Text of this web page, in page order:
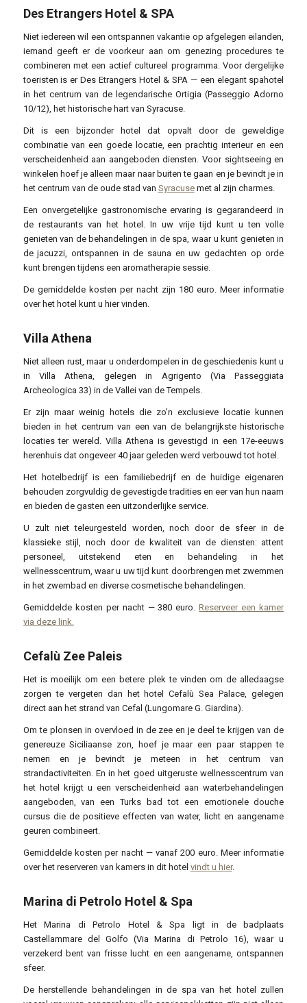
Des Etrangers Hotel & SPA
Niet iedereen wil een ontspannen vakantie op afgelegen eilanden,
iemand geeft er de voorkeur aan om genezing procedures te
combineren met een actief cultureel programma. Voor dergelijke
toeristen is er Des Etrangers Hotel & SPA — een elegant spahotel
in het centrum van de legendarische Ortigia (Passeggio Adorno
10/12), het historische hart van Syracuse.
Dit is een bijzonder hotel dat opvalt door de geweldige
combinatie van een goede locatie, een prachtig interieur en een
verscheidenheid aan aangeboden diensten. Voor sightseeing en
winkelen hoef je alleen maar naar buiten te gaan en je bevindt je in
het centrum van de oude stad van Syracusemet al zijn charmes.
Een onvergetelijke gastronomische ervaring is gegarandeerd in
de restaurants van het hotel. In uw vrije tijd kunt u ten volle
genieten van de behandelingen in de spa, waar u kunt genieten in
de jacuzzi, ontspannen in de sauna en uw gedachten op orde
kunt brengen tijdens een aromatherapie sessie.
De gemiddelde kosten per nacht zijn 180 euro. Meer informatie
over het hotel kunt u hier vinden.
Villa Athena
Niet alleen rust, maar u onderdompelen in de geschiedenis kunt u
in Villa Athena, gelegen in Agrigento (Via Passeggiata
Archeologica 33) in de Vallei van de Tempels.
Er zijn maar weinig hotels die zo’n exclusieve locatie kunnen
bieden in het centrum van een van de belangrijkste historische
locaties ter wereld. Villa Athena is gevestigd in een 17e-eeuws
herenhuis dat ongeveer 40 jaar geleden werd verbouwd tot hotel.
Het hotelbedrijf is een familiebedrijf en de huidige eigenaren
behouden zorgvuldig de gevestigde tradities en eer van hun naam
en bieden de gasten een uitzonderlijke service.
U zult niet teleurgesteld worden, noch door de sfeer in de
klassieke stijl, noch door de kwaliteit van de diensten: attent
personeel, uitstekend eten en behandeling in het
wellnesscentrum, waar u uw tijd kunt doorbrengen met zwemmen
in het zwembad en diverse cosmetische behandelingen.
Gemiddelde kosten per nacht — 380 euro.Reserveer een kamer
via deze link.
Cefalù Zee Paleis
Het is moeilijk om een ​​betere plek te vinden om de alledaagse
zorgen te vergeten dan het hotel Cefalù Sea Palace, gelegen
direct aan het strand van Cefal (Lungomare G. Giardina).
Om te plonsen in overvloed in de zee en je deel te krijgen van de
genereuze Siciliaanse zon, hoef je maar een paar stappen te
nemen en je bevindt je meteen in het centrum van
strandactiviteiten. En in het goed uitgeruste wellnesscentrum van
het hotel krijgt u een verscheidenheid aan waterbehandelingen
aangeboden, van een Turks bad tot een emotionele douche
cursus die de positieve effecten van water, licht en aangename
geuren combineert.
Gemiddelde kosten per nacht — vanaf 200 euro. Meer informatie
over het reserveren van kamers in dit hotel vindt u hier.
Marina di Petrolo Hotel & Spa
Het Marina di Petrolo Hotel & Spa ligt in de badplaats
Castellammare del Golfo (Via Marina di Petrolo 16), waar u
verzekerd bent van frisse lucht en een aangename, ontspannen
sfeer.
De herstellende behandelingen in de spa van het hotel zullen